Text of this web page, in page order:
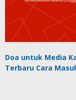
Doa untuk Media
Terbaru Cara